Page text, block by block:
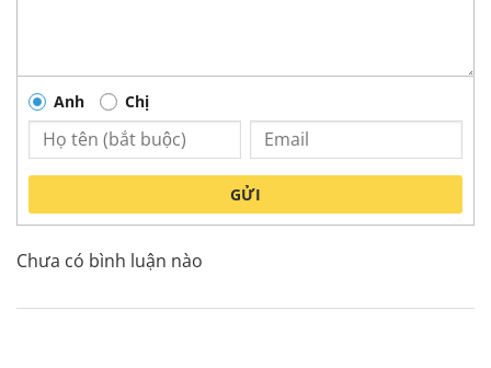
Anh Chị
GỬI
Chưa có bình luận nào